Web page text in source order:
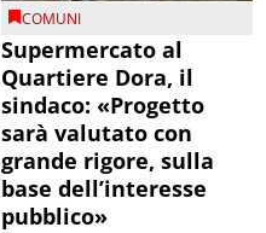
COMUNI
Supermercato al
Quartiere Dora, il
sindaco: «Progetto
sarà valutato con
grande rigore, sulla
base dell’interesse
pubblico»